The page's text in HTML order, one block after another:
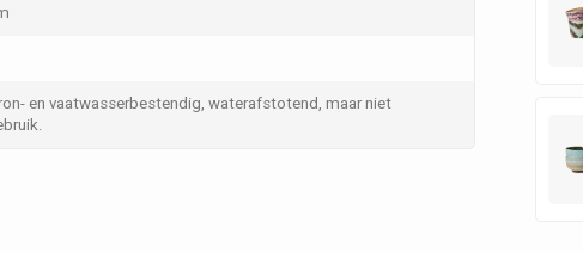
en vaatwasserbestendig, waterafstotend, maar niet